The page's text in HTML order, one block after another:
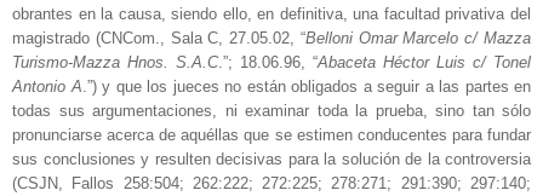
obrantes en la causa, siendo ello, en definitiva, una facultad privativa del
magistrado (CNCom., Sala C, 27.05.02, “Belloni Omar Marcelo c/ Mazza
Turismo-Mazza Hnos. S.A.C.”; 18.06.96, “Abaceta Héctor Luis c/ Tonel
Antonio A .”) y que los jueces no están obligados a seguir a las partes en
todas sus argumentaciones, ni examinar toda la prueba, sino tan sólo
pronunciarse acerca de aquéllas que se estimen conducentes para fundar
sus conclusiones y resulten decisivas para la solución de la controversia
(CSJN, Fallos 258:504; 262:222; 272:225; 278:271; 291:390; 297:140;